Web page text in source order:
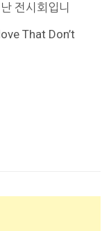
전시회입니
That Don’t